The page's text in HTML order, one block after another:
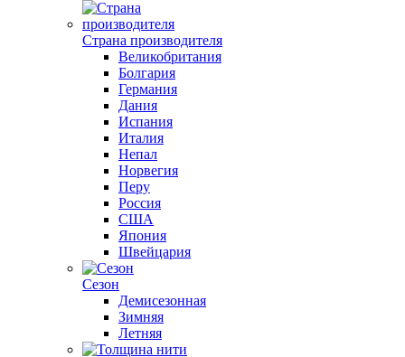
Страна производителя
Великобритания
Болгария
Германия
Дания
Испания
Италия
Непал
Норвегия
Перу
Россия
США
Япония
Швейцария
Сезон
Демисезонная
Зимняя
Летняя